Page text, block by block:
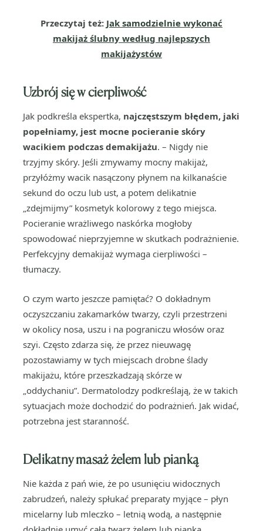
Przeczytaj też: Jak samodzielnie wykonać
makijaż ślubny według najlepszych
makijażystów
Uzbrój się w cierpliwość
Jak podkreśla ekspertka, najczęstszym błędem, jaki
popełniamy, jest mocne pocieranie skóry
wacikiem podczas demakijażu. – Nigdy nie
trzyjmy skóry. Jeśli zmywamy mocny makijaż,
przyłóżmy wacik nasączony płynem na kilkanaście
sekund do oczu lub ust, a potem delikatnie
„zdejmijmy” kosmetyk kolorowy z tego miejsca.
Pocieranie wrażliwego naskórka mogłoby
spowodować nieprzyjemne w skutkach podrażnienie.
Perfekcyjny demakijaż wymaga cierpliwości –
tłumaczy.
O czym warto jeszcze pamiętać? O dokładnym
oczyszczaniu zakamarków twarzy, czyli przestrzeni
w okolicy nosa, uszu i na pograniczu włosów oraz
szyi. Często zdarza się, że przez nieuwagę
pozostawiamy w tych miejscach drobne ślady
makijażu, które przeszkadzają skórze w
„oddychaniu”. Dermatolodzy podkreślają, że w takich
sytuacjach może dochodzić do podrażnień. Jak widać,
potrzebna jest staranność.
Delikatny masaż żelem lub pianką
Nie każda z pań wie, że po usunięciu widocznych
zabrudzeń, należy spłukać preparaty myjące – płyn
micelarny lub mleczko – letnią wodą, a następnie